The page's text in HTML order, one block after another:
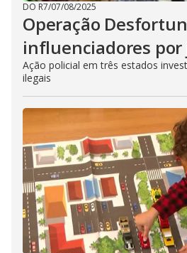
DO R7/07/08/2025
Operação
influenciadores por
Ação policial em três estados
ilegais